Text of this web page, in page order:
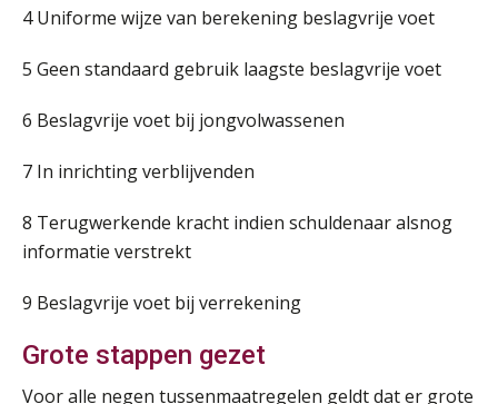
4 Uniforme wijze van berekening beslagvrije voet
5 Geen standaard gebruik laagste beslagvrije voet
6 Beslagvrije voet bij jongvolwassenen
7 In inrichting verblijvenden
8 Terugwerkende kracht indien schuldenaar alsnog
informatie verstrekt
9 Beslagvrije voet bij verrekening
Grote stappen gezet
Voor alle negen tussenmaatregelen geldt dat er grote
28
Online Vakopleiding Payroll Services (VPS)
28
AUG
Markus Verbeek Praehep
AUG
Markus Verbeek Praehep
SEP
MOCuitgevers